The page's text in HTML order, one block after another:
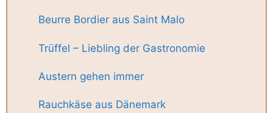
Beurre Bordier aus Saint Malo
Trüffel – Liebling der Gastronomie
Austern gehen immer
Rauchkäse aus Dänemark